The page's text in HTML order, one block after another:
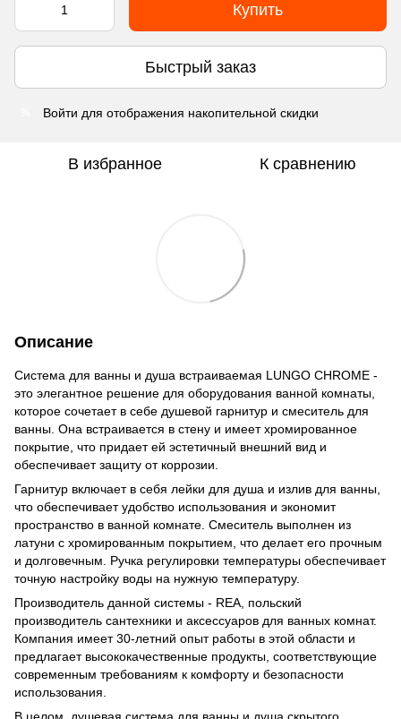
Купить
Быстрый заказ
Войти для отображения накопительной скидки
В избранное К сравнению
Описание
Система для ванны и душа встраиваемая LUNGO CHROME -
это элегантное решение для оборудования ванной комнаты,
которое сочетает в себе душевой гарнитур и смеситель для
ванны. Она встраивается в стену и имеет хромированное
покрытие, что придает ей эстетичный внешний вид и
обеспечивает защиту от коррозии.
Гарнитур включает в себя лейки для душа и излив для ванны,
что обеспечивает удобство использования и экономит
пространство в ванной комнате. Смеситель выполнен из
латуни с хромированным покрытием, что делает его прочным
и долговечным. Ручка регулировки температуры обеспечивает
точную настройку воды на нужную температуру.
Производитель данной системы - REA, польский
производитель сантехники и аксессуаров для ванных комнат.
Компания имеет 30-летний опыт работы в этой области и
предлагает высококачественные продукты, соответствующие
современным требованиям к комфорту и безопасности
использования.